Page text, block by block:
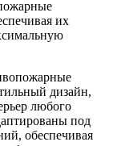
их
дизайн,
любого
под
обеспечивая